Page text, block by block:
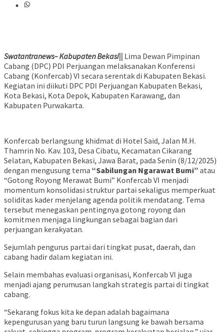
Swatantranews– Kabupaten Bekasi|| Lima Dewan Pimpinan
Cabang (DPC) PDI Perjuangan melaksanakan Konferensi
Cabang (Konfercab) VI secara serentak di Kabupaten Bekasi.
Kegiatan ini diikuti DPC PDI Perjuangan Kabupaten Bekasi,
Kota Bekasi, Kota Depok, Kabupaten Karawang, dan
Kabupaten Purwakarta.
Konfercab berlangsung khidmat di Hotel Said, Jalan M.H.
Thamrin No. Kav. 103, Desa Cibatu, Kecamatan Cikarang
Selatan, Kabupaten Bekasi, Jawa Barat, pada Senin (8/12/2025)
dengan mengusung tema “Sabilungan Ngarawat Bumi” atau
“Gotong Royong Merawat Bumi” Konfercab VI menjadi
momentum konsolidasi struktur partai sekaligus memperkuat
soliditas kader menjelang agenda politik mendatang. Tema
tersebut menegaskan pentingnya gotong royong dan
komitmen menjaga lingkungan sebagai bagian dari
perjuangan kerakyatan.
Sejumlah pengurus partai dari tingkat pusat, daerah, dan
cabang hadir dalam kegiatan ini.
Selain membahas evaluasi organisasi, Konfercab VI juga
menjadi ajang perumusan langkah strategis partai di tingkat
cabang.
“Sekarang fokus kita ke depan adalah bagaimana
kepengurusan yang baru turun langsung ke bawah bersama